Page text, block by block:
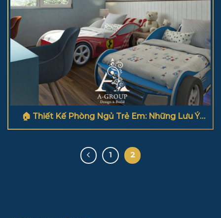
🏠 Thiết Kế Phòng Ngủ Trẻ Em: Những Lưu Ý
1 2